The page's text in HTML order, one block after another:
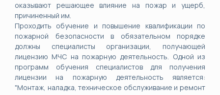
оказывают решающее влияние на пожар и ущерб,
причиненный им.
Проходить обучение и повышение квалификации по
пожарной безопасности в обязательном порядке
должны специалисты организации, получающей
лицензию МЧС на пожарную деятельность. Одной из
программ обучения специалистов для получения
лицензии на пожарную деятельность является:
"Монтаж, наладка, техническое обслуживание и ремонт